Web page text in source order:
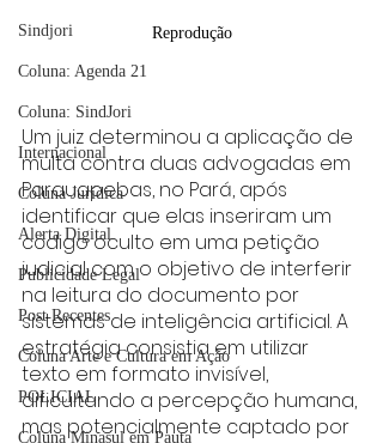
Sindjori
Coluna: Agenda 21
Coluna: SindJori
Internacional
Coluna Jurídica
Alerta Digital
Publicidade Legal
Post Recentes
Coluna Arte e Cultura em Ação
POLICIAL
Coluna Minasul em Pauta
Reprodução
Um juiz determinou a aplicação de
multa contra duas advogadas em
Parauapebas, no Pará, após
identificar que elas inseriram um
código oculto em uma petição
judicial com o objetivo de interferir
na leitura do documento por
sistemas de inteligência artificial. A
estratégia consistia em utilizar
texto em formato invisível,
dificultando a percepção humana,
mas potencialmente captado por